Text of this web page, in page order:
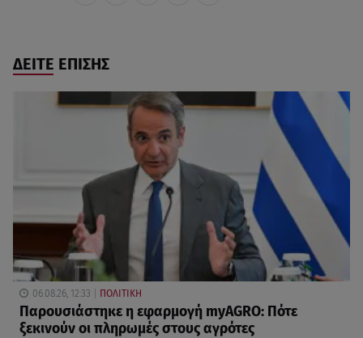
ΔΕΙΤΕ ΕΠΙΣΗΣ
06.08.26, 12:33 ΠΟΛΙΤΙΚΗ
Παρουσιάστηκε η εφαρμογή myAGRO: Πότε
ξεκινούν οι πληρωμές στους αγρότες